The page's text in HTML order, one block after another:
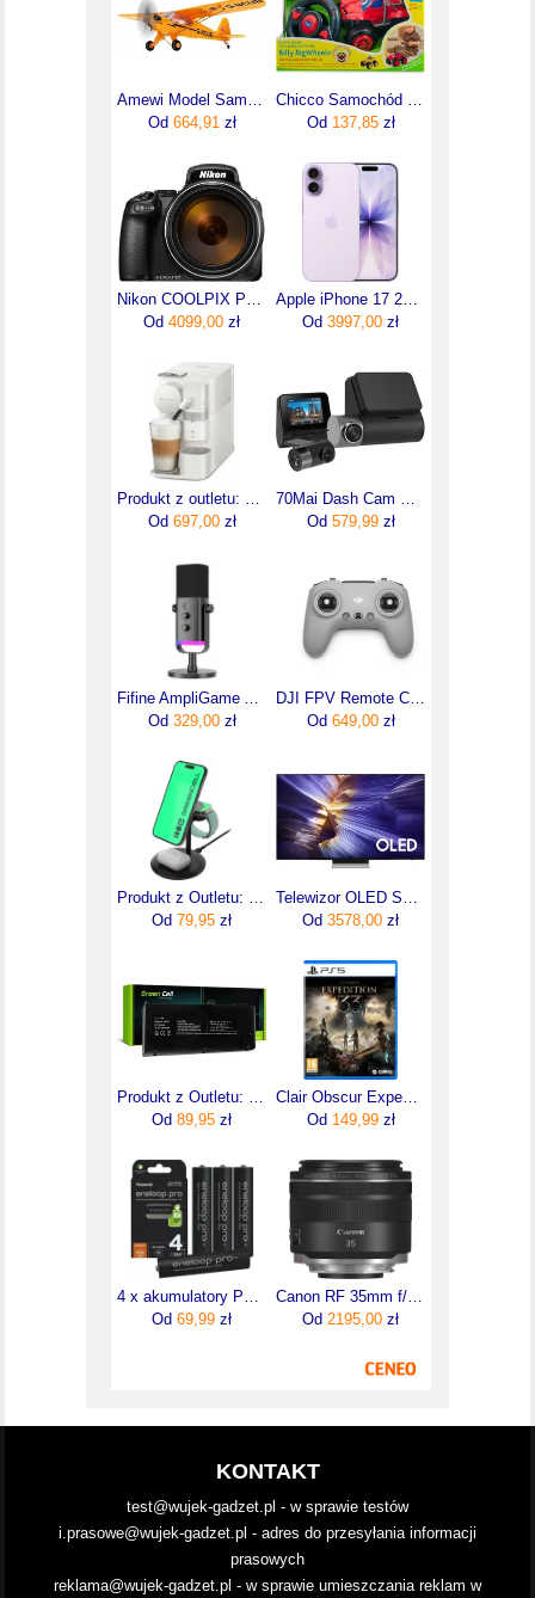
Od 664,91 zł
Od 137,85zł
Od 4099,00 zł
Od 3997,00 zł
Od 697,00zł
Od 579,99zł
Od 329,00zł
Od 649,00zł
Od 79,95 zł
Od 3578,00 zł
Od 89,95 zł
Od 149,99zł
Od 69,99 zł
Od 2195,00 zł
KONTAKT
test@wujek-gadzet.pl - w sprawie testów
i.prasowe@wujek-gadzet.pl - adres do przesyłania informacji
prasowych
reklama@wujek-gadzet.pl - w sprawie umieszczania reklam w